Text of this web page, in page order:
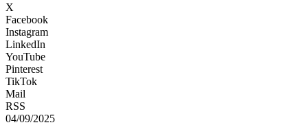
X
Facebook
Instagram
LinkedIn
YouTube
Pinterest
TikTok
Mail
RSS
04/09/2025